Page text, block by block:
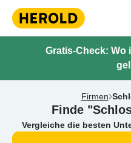
Gratis-Check: Wo
Firmen
Finde
Vergleiche die besten